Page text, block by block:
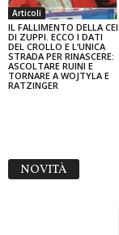
Articoli
IL FALLIMENTO DELLA CEI
DI ZUPPI. ECCO I DATI
DEL CROLLO E L’UNICA
STRADA PER RINASCERE:
ASCOLTARE RUINI E
TORNARE A WOJTYLA E
RATZINGER
NOVITÀ